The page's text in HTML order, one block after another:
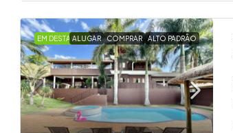
EM DESTAQUEALUGAR COMPRAR ALTO PADRÃO